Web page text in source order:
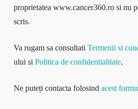
proprietatea www.cancer360.ro si nu
scris.
Va rugam sa consultati Termenii si
ului si Politica de confidentialitate.
Ne puteți contacta folosind acest